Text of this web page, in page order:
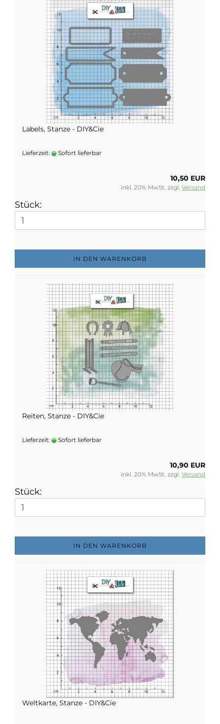
Labels, Stanze - DIY&Cie
Lieferzeit: Sofort lieferbar
10,50 EUR
inkl. 20% MwSt. zzgl. Versand
Stück:
IN DEN WARENKORB
Reiten, Stanze - DIY&Cie
Lieferzeit: Sofort lieferbar
10,90 EUR
inkl. 20% MwSt. zzgl. Versand
Stück:
IN DEN WARENKORB
Weltkarte, Stanze - DIY&Cie